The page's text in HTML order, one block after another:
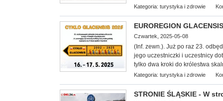
Kategoria: turystyka i zdrowie
EUROREGION
Czwartek, 2025-05-08
(Inf. zewn.). Już po raz 23.
jego uczestniczki i uczestnicy
tylko dwa kroki do królestwa
Kategoria: turystyka i zdrowie
STRONIE ŚLĄSKIE - W